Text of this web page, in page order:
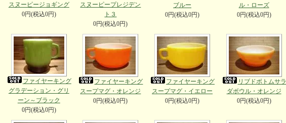
スヌーピージョギング
0円(税込0円)
スヌーピープレジデン
ト３
0円(税込0円)
ブルー
0円(税込0円)
ル・ローズ
0円(税込0円)
ファイヤーキング
グラデーション・グリ
ーン～ブラック
0円(税込0円)
ファイヤーキング
スープマグ・オレンジ
0円(税込0円)
ファイヤーキング
スープマグ・イエロー
0円(税込0円)
リブドボトムサラ
ダボウル・オレンジ
0円(税込0円)